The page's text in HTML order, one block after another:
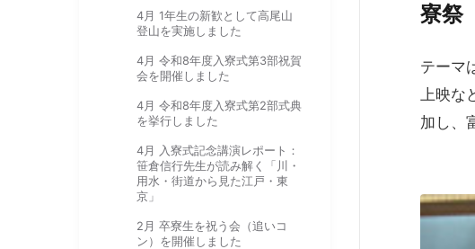
4月 1年生の新歓として高尾山
登山を実施しました
4月 令和8年度入寮式第3部祝賀
会を開催しました
4月 令和8年度入寮式第2部式典
を挙行しました
4月 入寮式記念講演レポート：
笹倉信行先生が読み解く「川・
用水・街道から見た江戸・東
京」
2月 卒寮生を祝う会（追いコ
ン）を開催しました
寮祭​
テーマ
上映な
加し、